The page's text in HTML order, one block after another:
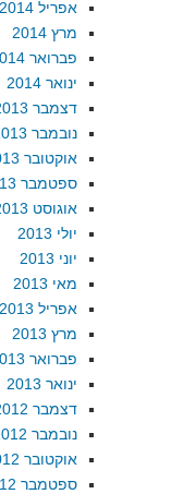
אפריל 2014
מרץ 2014
פברואר 2014
ינואר 2014
דצמבר 2013
נובמבר 2013
אוקטובר 2013
ספטמבר 2013
אוגוסט 2013
יולי 2013
יוני 2013
מאי 2013
אפריל 2013
מרץ 2013
פברואר 2013
ינואר 2013
דצמבר 2012
נובמבר 2012
אוקטובר 2012
ספטמבר 2012